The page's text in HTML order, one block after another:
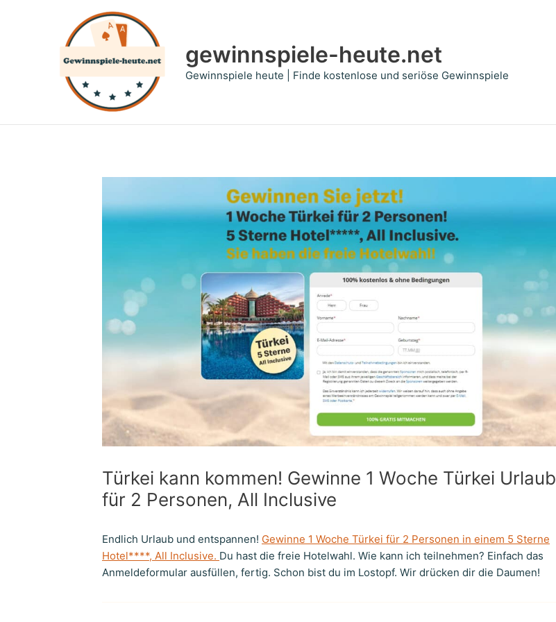
gewinnspiele-heute.net
Gewinnspiele heute | Finde kostenlose und seriöse Gewinnspiele
Türkei kann kommen! Gewinne 1 Woche Türkei Urlaub
für 2 Personen, All Inclusive
Endlich Urlaub und entspannen! Gewinne 1 Woche Türkei für 2 Personen in einem 5 Sterne
Hotel****, All Inclusive. Du hast die freie Hotelwahl. Wie kann ich teilnehmen? Einfach das
Anmeldeformular ausfüllen, fertig. Schon bist du im Lostopf. Wir drücken dir die Daumen!